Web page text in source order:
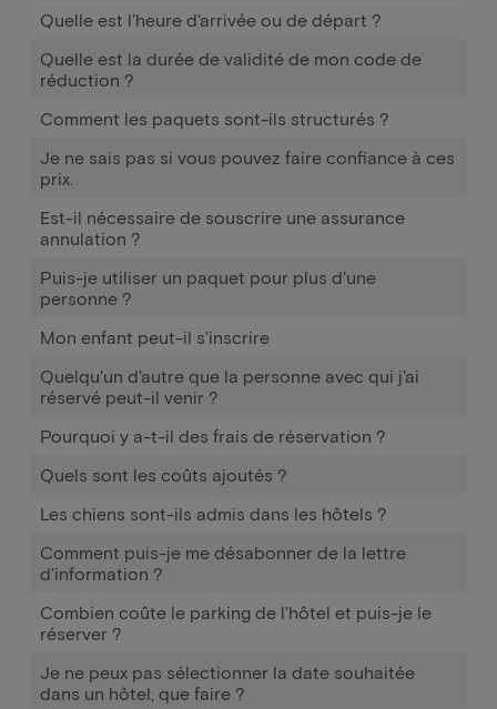
Quelle est l'heure d'arrivée ou de départ ?
Quelle est la durée de validité de mon code de
réduction ?
Comment les paquets sont-ils structurés ?
Je ne sais pas si vous pouvez faire confiance à ces
prix.
Est-il nécessaire de souscrire une assurance
annulation ?
Puis-je utiliser un paquet pour plus d'une
personne ?
Mon enfant peut-il s'inscrire
Quelqu'un d'autre que la personne avec qui j'ai
réservé peut-il venir ?
Pourquoi y a-t-il des frais de réservation ?
Quels sont les coûts ajoutés ?
Les chiens sont-ils admis dans les hôtels ?
Comment puis-je me désabonner de la lettre
d'information ?
Combien coûte le parking de l'hôtel et puis-je le
réserver ?
Je ne peux pas sélectionner la date souhaitée
dans un hôtel, que faire ?